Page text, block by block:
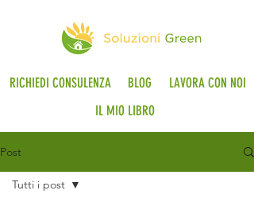
RICHIEDI CONSULENZA BLOG
LAVORA CON NOI
IL MIO LIBRO
Post
Tutti i post